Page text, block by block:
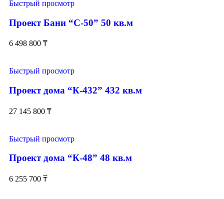
Быстрый просмотр
Проект Бани “С-50” 50 кв.м
6 498 800 ₸
Быстрый просмотр
Проект дома “К-432” 432 кв.м
27 145 800 ₸
Быстрый просмотр
Проект дома “К-48” 48 кв.м
6 255 700 ₸